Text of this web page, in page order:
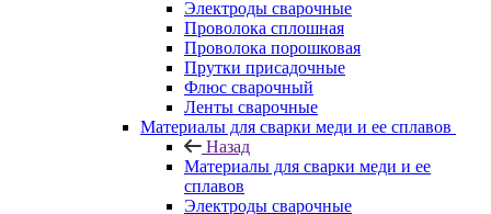
Электроды сварочные
Проволока сплошная
Проволока порошковая
Прутки присадочные
Флюс сварочный
Ленты сварочные
Материалы для сварки меди и ее сплавов
Назад
Материалы для сварки меди и ее
сплавов
Электроды сварочные